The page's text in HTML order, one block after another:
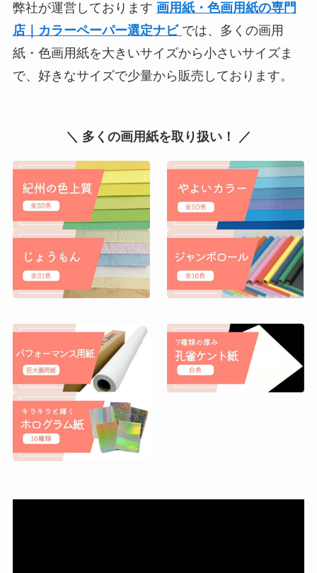
弊社が運営しております 画用紙・色画用紙の専門
店｜カラーペーパー選定ナビ では、多くの画用
紙・色画用紙を大きいサイズから小さいサイズま
で、好きなサイズで少量から販売しております。
＼ 多くの画用紙を取り扱い！ ／